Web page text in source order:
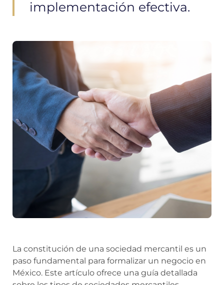
implementación efectiva.
La constitución de una sociedad mercantil es un
paso fundamental para formalizar un negocio en
México. Este artículo ofrece una guía detallada